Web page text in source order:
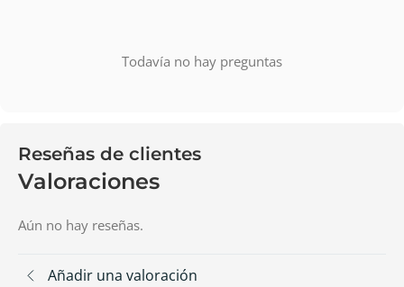
Todavía no hay preguntas
Reseñas de clientes
Valoraciones
Aún no hay reseñas.
Añadir una valoración